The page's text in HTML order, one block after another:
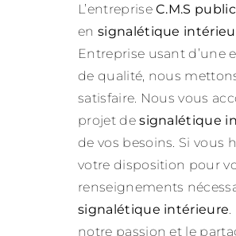
L’entrepriseC.M.S
en signalétique
Entreprise usant d’une
de qualité, nous
satisfaire. Nous vous
projet designalétique
de vos besoins. Si vous
votre disposition pour
renseignements
signalétique intérieure.
notre passion et le